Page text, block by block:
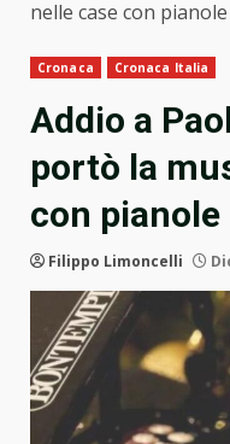
nelle case con
Cronaca Cronaca Italia
Addio a
portò la
con pianole
Filippo Limoncelli